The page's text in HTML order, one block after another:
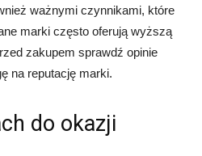
ważnymi czynnikami, które
marki często oferują wyższą
zakupem sprawdź opinie
na reputację marki.
do okazji